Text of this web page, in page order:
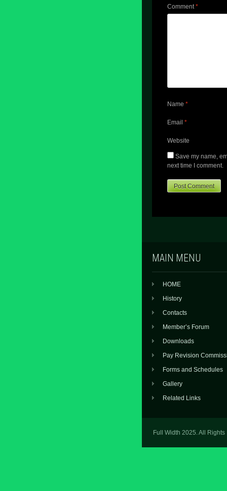
Comment*
Name *
Email *
Website
Save my name,
next time I comment.
MAIN MENU
HOME
History
Contacts
Member’s Forum
Downloads
Pay Revision
Forms and Schedules
Gallery
Related Links
Full Width 2025. All